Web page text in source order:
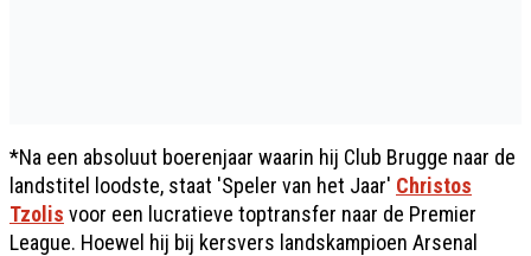
*Na een absoluut boerenjaar waarin hij Club Brugge naar de
landstitel loodste, staat 'Speler van het Jaar' Christos
Tzolis voor een lucratieve toptransfer naar de Premier
League. Hoewel hij bij kersvers landskampioen Arsenal